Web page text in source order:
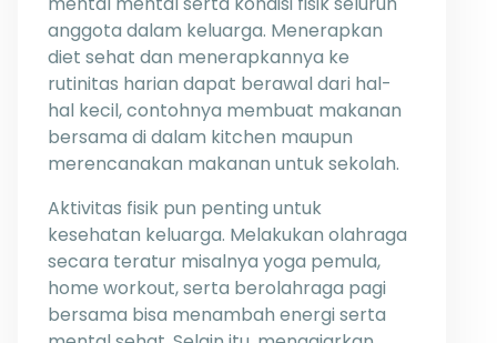
anggota dalam keluarga. Menerapkan
diet sehat dan menerapkannya ke
rutinitas harian dapat berawal dari hal-
hal kecil, contohnya membuat makanan
bersama di dalam kitchen maupun
merencanakan makanan untuk sekolah.
Aktivitas fisik pun penting untuk
kesehatan keluarga. Melakukan olahraga
secara teratur misalnya yoga pemula,
home workout, serta berolahraga pagi
bersama bisa menambah energi serta